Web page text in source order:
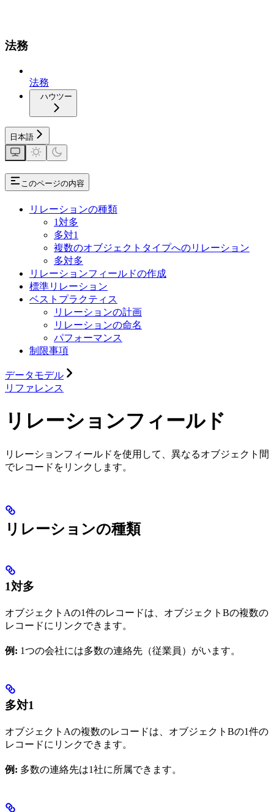
法務
法務
ハウツー
日本語
このページの内容
リレーションの種類
1対多
多対1
複数のオブジェクトタイプへのリレーション
多対多
リレーションフィールドの作成
標準リレーション
ベストプラクティス
リレーションの計画
リレーションの命名
パフォーマンス
制限事項
データモデル
リファレンス
リレーションフィールド
リレーションフィールドを使用して、異なるオブジェクト間
でレコードをリンクします。
リレーションの種類
1対多
オブジェクトAの1件のレコードは、オブジェクトBの複数の
レコードにリンクできます。
例: 1つの会社には多数の連絡先（従業員）がいます。
多対1
オブジェクトAの複数のレコードは、オブジェクトBの1件の
レコードにリンクできます。
例: 多数の連絡先は1社に所属できます。